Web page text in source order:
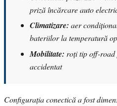
priză încărcare auto
Climatizare: aer
bateriilor la temperatură
Mobilitate: roți tip off-road
accidentat
Configurația conectică a fost